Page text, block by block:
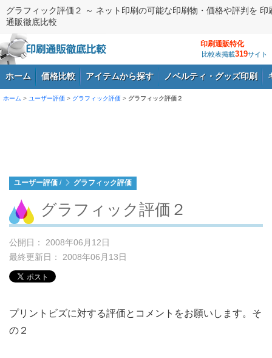
グラフィック評価２ ～ ネット印刷の可能な印刷物・価格や評判を 印
通販徹底比較
印刷通販特化
比較表掲載319サイト
ホーム 価格比較 アイテムから探す ノベルティ・グッズ印刷
ホーム > ユーザー評価 > グラフィック評価 > グラフィック評価２
ユーザー評価 / グラフィック評価
グラフィック評価２
公開日： 2008年06月12日
最終更新日： 2008年06月13日
プリントビズに対する評価とコメントをお願いします。そ
の２